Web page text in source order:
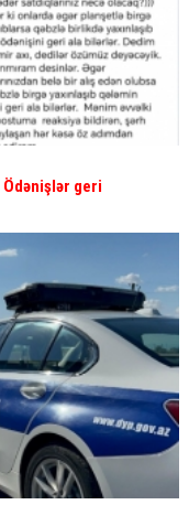
Ödənişlər geri